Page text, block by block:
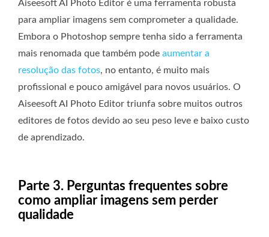
Aiseesoft AI Photo Editor é uma ferramenta robusta
para ampliar imagens sem comprometer a qualidade.
Embora o Photoshop sempre tenha sido a ferramenta
mais renomada que também pode aumentar a
resolução das fotos, no entanto, é muito mais
profissional e pouco amigável para novos usuários. O
Aiseesoft AI Photo Editor triunfa sobre muitos outros
editores de fotos devido ao seu peso leve e baixo custo
de aprendizado.
Parte 3. Perguntas frequentes sobre
como ampliar imagens sem perder
qualidade